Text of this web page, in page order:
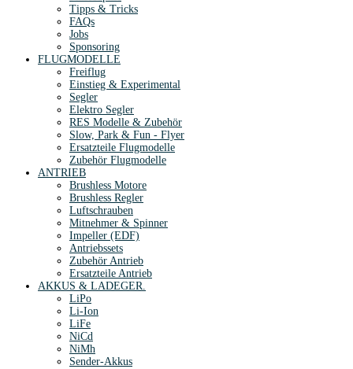
Tipps & Tricks
FAQs
Jobs
Sponsoring
FLUGMODELLE
Freiflug
Einstieg & Experimental
Segler
Elektro Segler
RES Modelle & Zubehör
Slow, Park & Fun - Flyer
Ersatzteile Flugmodelle
Zubehör Flugmodelle
ANTRIEB
Brushless Motore
Brushless Regler
Luftschrauben
Mitnehmer & Spinner
Impeller (EDF)
Antriebssets
Zubehör Antrieb
Ersatzteile Antrieb
AKKUS & LADEGER.
LiPo
Li-Ion
LiFe
NiCd
NiMh
Sender-Akkus